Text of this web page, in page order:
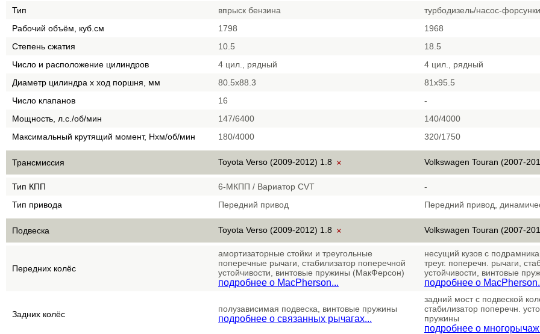
Тип впрыск бензина
турбодизель/насос-форсунки
Рабочий объём, куб.см
1798
1968
Степень сжатия
10.5
18.5
Число и расположение цилиндров
4 цил., рядный
4 цил., рядный
Диаметр цилиндра х ход поршня, мм
80.5x88.3
81х95.5
Число клапанов
16
-
Мощность, л.с./об/мин
147/6400
140/4000
Максимальный крутящий момент, Нхм/об/мин
180/4000 320/1750
Трансмиссия Toyota Verso (2009-2012) 1.8 × Volkswagen Touran (2007-
Тип КПП 6-МКПП / Вариатор CVT
-
Тип привода
Передний привод Передний привод,
Подвеска Toyota Verso (2009-2012) 1.8 × Volkswagen Touran (2007-
Передних колёс
амортизаторные стойки и треугольные
поперечные рычаги, стабилизатор поперечной
устойчивости, винтовые пружины (МакФерсон)
подробнее о MacPherson...
несущий кузов с
треуг. поперечн. рычаги,
устойчивости, винтовые
подробнее о
Задних колёс
полузависимая подвеска, винтовые пружины
подробнее о связанных рычагах...
задний мост с подвеской
стабилизатор поперечн.
пружины
подробнее о